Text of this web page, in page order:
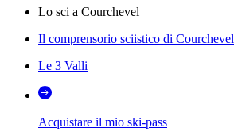
Lo sci a Courchevel
Il comprensorio sciistico di Courchevel
Le 3 Valli
Acquistare il mio ski-pass